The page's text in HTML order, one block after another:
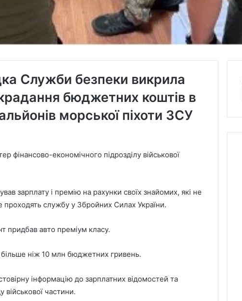
Служби безпеки викрила
бюджетних коштів в
морської піхоти ЗСУ
фінансово-економічного підрозділу військової
зарплату і премію на рахунки своїх знайомих, які не
проходять службу у Збройних Силах України.
придбав авто преміум класу.
ніж 10 млн бюджетних гривень.
інформацію до зарплатних відомостей та
військової частини.